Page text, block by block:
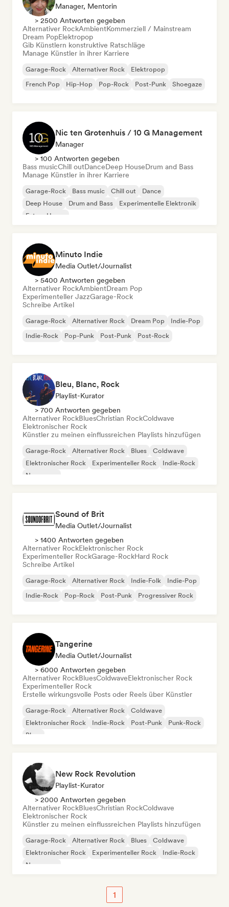
Manager, Mentorin
> 2500 Antworten gegeben
Alternativer RockAmbientKommerziell / Mainstream
Dream PopElektropop
Gib Künstlern konstruktive Ratschläge
Manage Künstler in ihrer Karriere
Garage-Rock Alternativer Rock
Elektropop
French Pop
Hip-Hop Pop-Rock Post-Punk Shoegaze
Nic ten Grotenhuis / 10 G Management
Manager
> 100 Antworten gegeben
Bass musicChill outDanceDeep HouseDrum and Bass
Manage Künstler in ihrer Karriere
Garage-Rock Bass music Chill out
Dance
Deep House
Drum and Bass
Experimentelle Elektronik
Future House
Minuto Indie
Media Outlet/Journalist
> 5400 Antworten gegeben
Alternativer RockAmbientDream Pop
Experimenteller JazzGarage-Rock
Schreibe Artikel
Garage-Rock Alternativer Rock Dream Pop
Indie-Pop
Indie-Rock
Pop-Punk Post-Punk Post-Rock
Bleu, Blanc, Rock
Playlist-Kurator
> 700 Antworten gegeben
Alternativer RockBluesChristian RockColdwave
Elektronischer Rock
Künstler zu meinen einflussreichen Playlists hinzufügen
Garage-Rock Alternativer Rock Blues
Coldwave
Elektronischer Rock
Experimenteller Rock
Indie-Rock
New wave
Sound of Brit
Media Outlet/Journalist
> 1400 Antworten gegeben
Alternativer RockElektronischer Rock
Experimenteller RockGarage-RockHard Rock
Schreibe Artikel
Garage-Rock Alternativer Rock Indie-Folk
Indie-Pop
Indie-Rock
Pop-Rock Post-Punk Progressiver Rock
Tangerine
Media Outlet/Journalist
> 6000 Antworten gegeben
Alternativer RockBluesColdwaveElektronischer Rock
Experimenteller Rock
Erstelle wirkungsvolle Posts oder Reels über Künstler
Garage-Rock Alternativer Rock
Coldwave
Elektronischer Rock
Indie-Rock Post-Punk
Punk-Rock
Blues
New Rock Revolution
Playlist-Kurator
> 2000 Antworten gegeben
Alternativer RockBluesChristian RockColdwave
Elektronischer Rock
Künstler zu meinen einflussreichen Playlists hinzufügen
Garage-Rock Alternativer Rock Blues
Coldwave
Elektronischer Rock
Experimenteller Rock
Indie-Rock
New wave
1